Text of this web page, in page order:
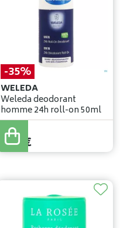
-35%
WELEDA
Weleda deodorant
homme 24h roll-on 50ml
7,49€
4,87 €